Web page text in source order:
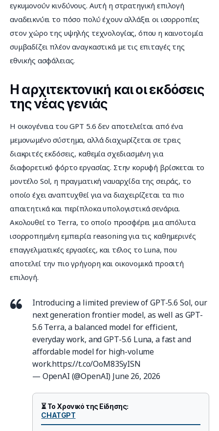
εγκυμονούν κινδύνους. Αυτή η στρατηγική επιλογή
αναδεικνύει το πόσο πολύ έχουν αλλάξει οι ισορροπίες
στον χώρο της υψηλής τεχνολογίας, όπου η καινοτομία
συμβαδίζει πλέον αναγκαστικά με τις επιταγές της
εθνικής ασφάλειας.
Η αρχιτεκτονική και οι εκδόσεις
της νέας γενιάς
Η οικογένεια του GPT 5.6 δεν αποτελείται από ένα
μεμονωμένο σύστημα, αλλά διαχωρίζεται σε τρεις
διακριτές εκδόσεις, καθεμία σχεδιασμένη για
διαφορετικό φόρτο εργασίας. Στην κορυφή βρίσκεται το
μοντέλο Sol, η πραγματική ναυαρχίδα της σειράς, το
οποίο έχει αναπτυχθεί για να διαχειρίζεται τα πιο
απαιτητικά και περίπλοκα υπολογιστικά σενάρια.
Ακολουθεί το Terra, το οποίο προσφέρει μια απόλυτα
ισορροπημένη εμπειρία reasoning για τις καθημερινές
επαγγελματικές εργασίες, και τέλος το Luna, που
αποτελεί την πιο γρήγορη και οικονομικά προσιτή
επιλογή.
Introducing a limited preview of GPT-5.6 Sol, our
next generation frontier model, as well as GPT-
5.6 Terra, a balanced model for efficient,
everyday work, and GPT-5.6 Luna, a fast and
affordable model for high-volume
work.https://t.co/OoM83SyISN
— OpenAI (@OpenAI) June 26, 2026
⏳ Το Χρονικό της Είδησης:
CHATGPT